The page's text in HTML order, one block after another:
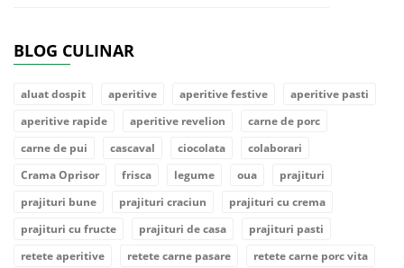
BLOG CULINAR
aluat dospit aperitive aperitive festive
aperitive pasti
aperitive rapide
aperitive revelion
carne de porc
carne de pui
cascaval ciocolata
colaborari
Crama Oprisor
frisca legume oua
prajituri
prajituri bune
prajituri craciun
prajituri cu crema
prajituri cu fructe
prajituri de casa
prajituri pasti
retete aperitive
retete carne pasare
retete carne porc vita